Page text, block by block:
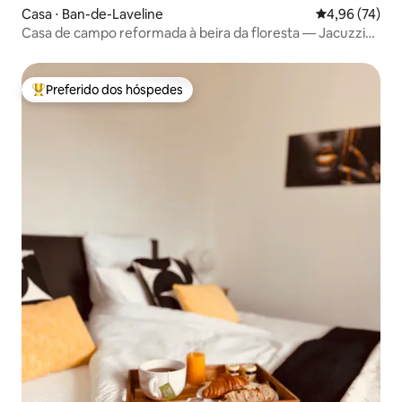
Casa ⋅ Ban-de-Laveline 4,96 de uma
4,96 (74)
Casa de campo reformada à beira da floresta — Jacuzzi
Entre os melhores preferidos dos hóspedes
Preferido dos hóspedes